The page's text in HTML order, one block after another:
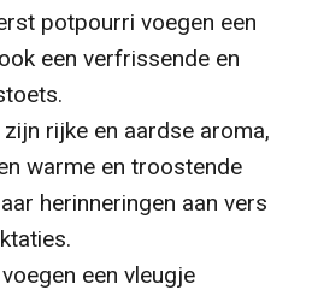
potpourri voegen een
een verfrissende en
zijn rijke en aardse aroma,
warme en troostende
herinneringen aan vers
voegen een vleugje